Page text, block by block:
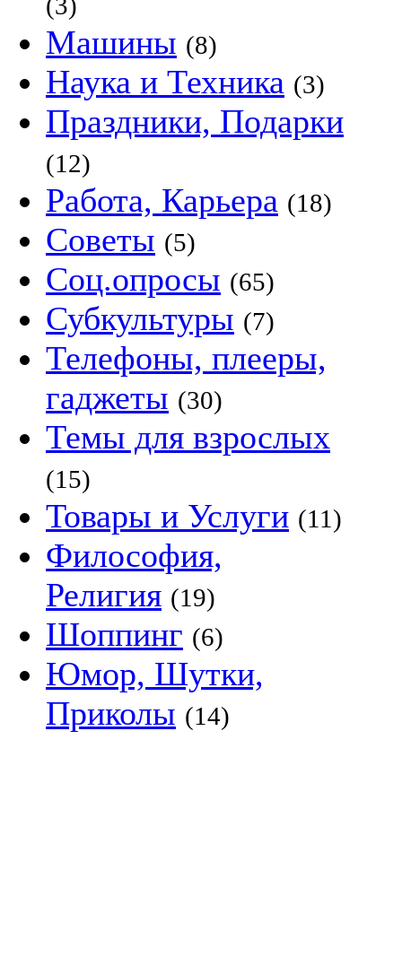
Машины (8)
Наука и Техника (3)
Праздники, Подарки
(12)
Работа, Карьера (18)
Советы (5)
Соц.опросы (65)
Субкультуры (7)
Телефоны, плееры,
гаджеты (30)
Темы для взрослых
(15)
Товары и Услуги (11)
Философия,
Религия (19)
Шоппинг (6)
Юмор, Шутки,
Приколы (14)